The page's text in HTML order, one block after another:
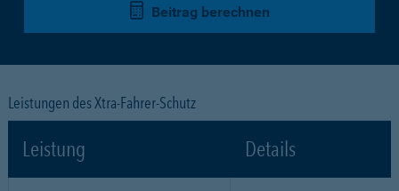
Beitrag berechnen
Leistungen des Xtra-Fahrer-Schutz
Leistung Details